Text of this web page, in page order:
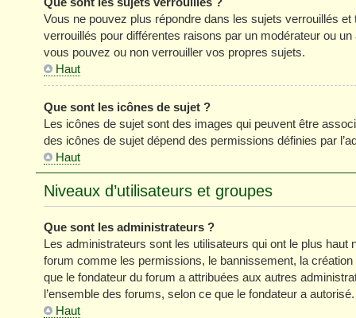
Vous ne pouvez plus répondre dans les sujets verrouillés
verrouillés pour différentes raisons par un modérateur ou
vous pouvez ou non verrouiller vos propres sujets.
Haut
Que sont les icônes de sujet ?
Les icônes de sujet sont des images qui peuvent être
des icônes de sujet dépend des permissions définies par
Haut
Niveaux d’utilisateurs et groupes
Que sont les administrateurs ?
Les administrateurs sont les utilisateurs qui ont le plus
forum comme les permissions, le bannissement, la
que le fondateur du forum a attribuées aux autres
l’ensemble des forums, selon ce que le fondateur a autorisé.
Haut